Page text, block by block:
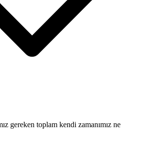
gereken toplam kendi zamanımız ne